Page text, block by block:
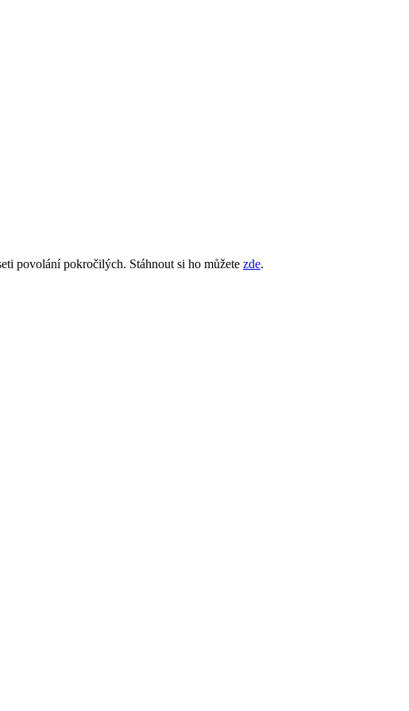
povolání pokročilých. Stáhnout si ho můžete zde.